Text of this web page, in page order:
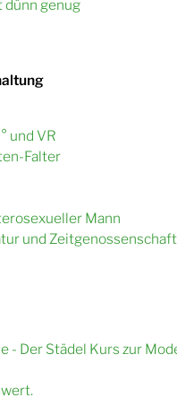
dünn genug
und VR
Falter
Mann
und Zeitgenossenschaft
- Der Städel Kurs zur